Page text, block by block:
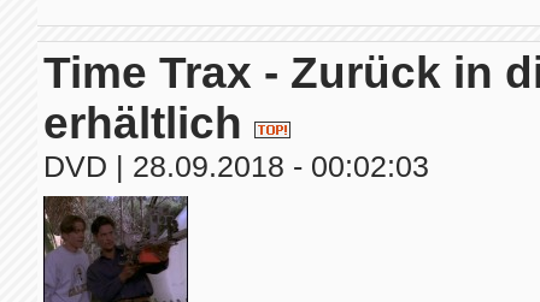
Time Trax - Zurück in
erhältlich
DVD | 28.09.2018 - 00:02:03